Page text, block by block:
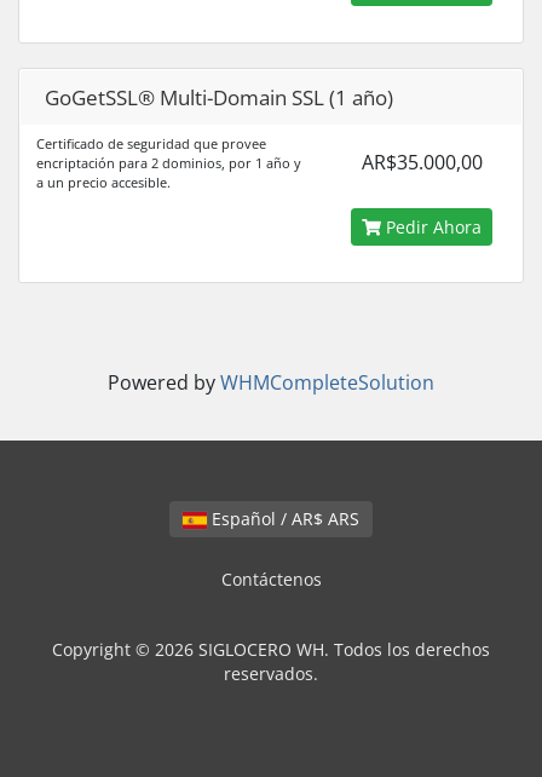
GoGetSSL® Multi-Domain SSL (1 año)
Certificado de seguridad que provee
encriptación para 2 dominios, por 1 año y
a un precio accesible.
AR$35.000,00
Pedir Ahora
Powered byWHMCompleteSolution
Español / AR$ ARS
Contáctenos
Copyright © 2026 SIGLOCERO WH. Todos los derechos
reservados.